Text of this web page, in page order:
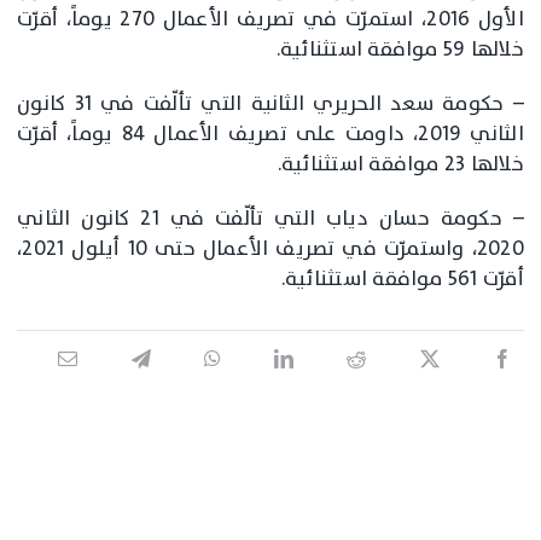
الأول 2016، استمرّت في تصريف الأعمال 270 يوماً، أقرّت
خلالها 59 موافقة استثنائية.
– حكومة سعد الحريري الثانية التي تألّفت في 31 كانون
الثاني 2019، داومت على تصريف الأعمال 84 يوماً، أقرّت
خلالها 23 موافقة استثنائية.
– حكومة حسان دياب التي تألّفت في 21 كانون الثاني
2020، واستمرّت في تصريف الأعمال حتى 10 أيلول 2021،
أقرّت 561 موافقة استثنائية.